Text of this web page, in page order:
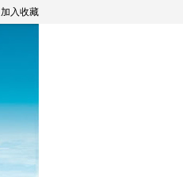
加入收藏